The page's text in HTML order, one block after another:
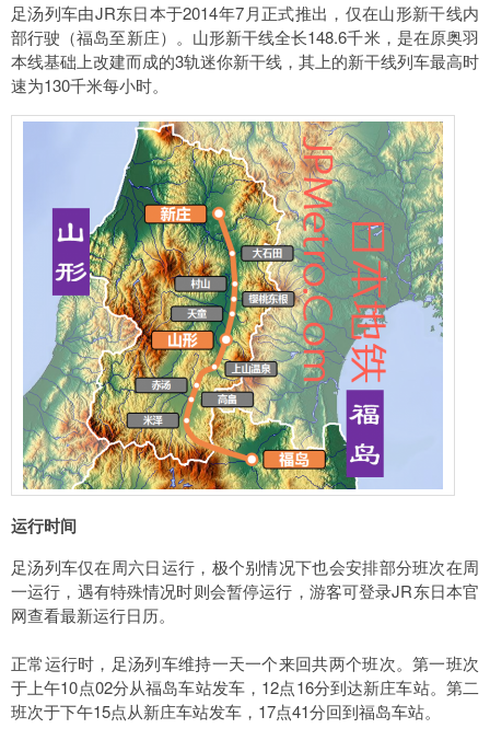
足汤列车由JR东日本于2014年7月正式推出，仅在山形新干线内
部行驶（福岛至新庄）。山形新干线全长148.6千米，是在原奥羽
本线基础上改建而成的3轨迷你新干线，其上的新干线列车最高时
速为130千米每小时。
运行时间
足汤列车仅在周六日运行，极个别情况下也会安排部分班次在周
一运行，遇有特殊情况时则会暂停运行，游客可登录JR东日本官
网查看最新运行日历。
正常运行时，足汤列车维持一天一个来回共两个班次。第一班次
于上午10点02分从福岛车站发车，12点16分到达新庄车站。第二
班次于下午15点从新庄车站发车，17点41分回到福岛车站。